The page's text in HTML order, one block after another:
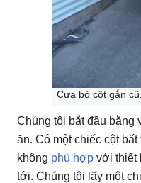
Cưa bỏ cột gắn cũ.
Chúng tôi bắt đầu bằng
ăn. Có một chiếc cột
không phù hợp với thiết
tới. Chúng tôi lấy một